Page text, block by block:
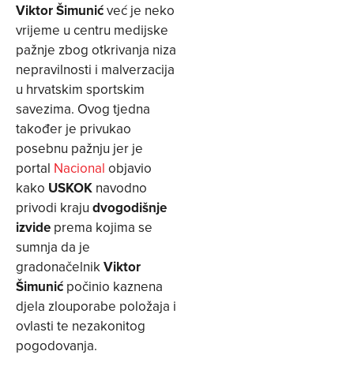
Viktor Šimunićveć je neko
vrijeme u centru medijske
pažnje zbog otkrivanja niza
nepravilnosti i malverzacija
u hrvatskim sportskim
savezima. Ovog tjedna
također je privukao
posebnu pažnju jer je
portal Nacional objavio
kako USKOK navodno
privodi kraju dvogodišnje
izvide prema kojima se
sumnja da je
gradonačelnikViktor
Šimunić počinio kaznena
djela zlouporabe položaja i
ovlasti te nezakonitog
pogodovanja.